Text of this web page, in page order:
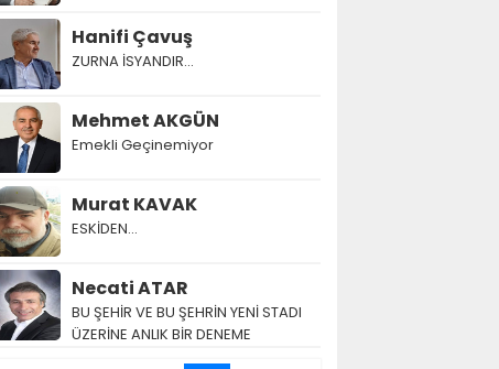
Hanifi Çavuş
ZURNA İSYANDIR...
Mehmet AKGÜN
Emekli Geçinemiyor
Murat KAVAK
ESKİDEN...
Necati ATAR
BU ŞEHİR VE BU ŞEHRİN YENİ STADI
ÜZERİNE ANLIK BİR DENEME